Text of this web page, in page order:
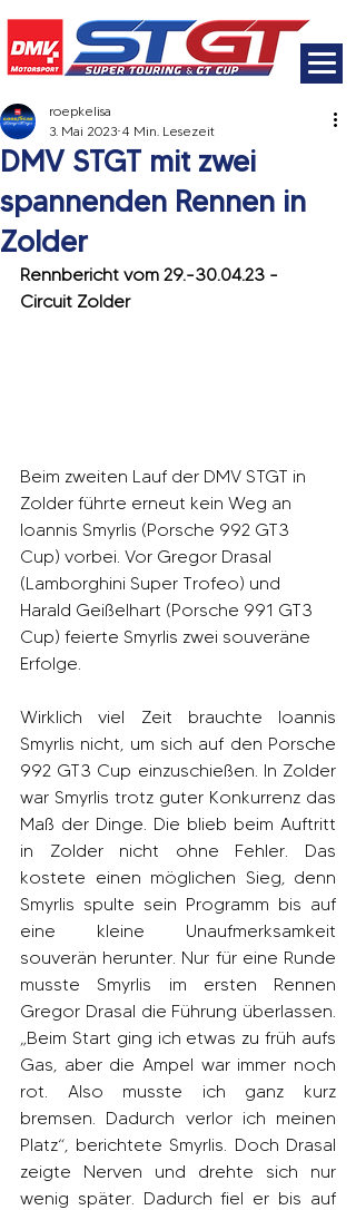
DMV STGT mit zwei
spannenden Rennen in
Zolder
roepkelisa
3. Mai 2023 4 Min. Lesezeit
Rennbericht vom 29.-30.04.23 -
Circuit Zolder
Beim zweiten Lauf der DMV STGT in
Zolder führte erneut kein Weg an
Ioannis Smyrlis (Porsche 992 GT3
Cup) vorbei. Vor Gregor Drasal
(Lamborghini Super Trofeo) und
Harald Geißelhart (Porsche 991 GT3
Cup) feierte Smyrlis zwei souveräne
Erfolge.
Wirklich viel Zeit brauchte Ioannis
Smyrlis nicht, um sich auf den Porsche
992 GT3 Cup einzuschießen. In Zolder
war Smyrlis trotz guter Konkurrenz das
Maß der Dinge. Die blieb beim Auftritt
in Zolder nicht ohne Fehler. Das
kostete einen möglichen Sieg, denn
Smyrlis spulte sein Programm bis auf
eine kleine Unaufmerksamkeit
souverän herunter. Nur für eine Runde
musste Smyrlis im ersten Rennen
Gregor Drasal die Führung überlassen.
„Beim Start ging ich etwas zu früh aufs
Gas, aber die Ampel war immer noch
rot. Also musste ich ganz kurz
bremsen. Dadurch verlor ich meinen
Platz“, berichtete Smyrlis. Doch Drasal
zeigte Nerven und drehte sich nur
wenig später. Dadurch fiel er bis auf